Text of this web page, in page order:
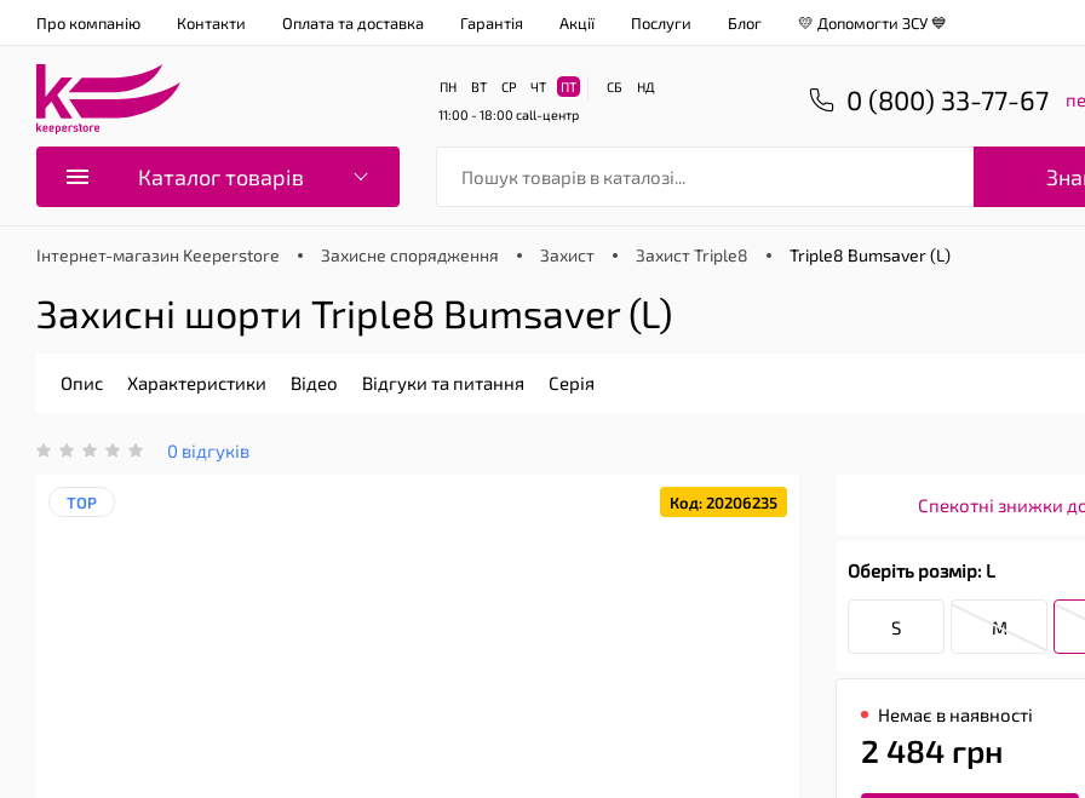
Про компанію Контакти Оплата та доставка Гарантія Акції Послуги Блог 💛 Допомогти ЗСУ 💙
ПН ВТ СР ЧТ ПТ СБ
НД
11:00 - 18:00 call-центр 0 (800) 33-77-67
Каталог товарів
Інтернет-магазин Keeperstore Захисне спорядження Захист Захист Triple8 Triple8 Bumsaver (L)
Захисні шорти Triple8 Bumsaver (L)
Опис Характеристики Відео Відгуки та питання Серія
0 відгуків
TOP Код: 20206235 Спекотні знижки
Оберіть розмір: L
S M
Немає в наявності
2 484 грн